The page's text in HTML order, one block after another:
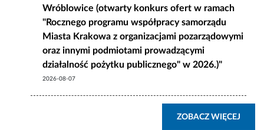
Wróblowice (otwarty konkurs ofert w ramach
"Rocznego programu współpracy samorządu
Miasta Krakowa z organizacjami pozarządowymi
oraz innymi podmiotami prowadzącymi
działalność pożytku publicznego" w 2026.)"
2026-08-07
ZOBACZ WIĘCEJ